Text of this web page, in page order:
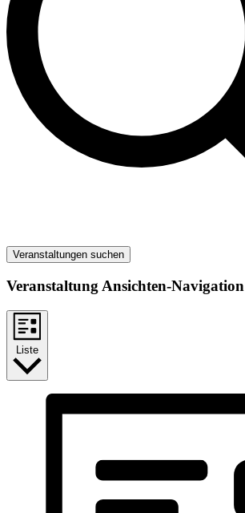
Veranstaltungen suchen
Veranstaltung Ansichten-Navigation
Liste